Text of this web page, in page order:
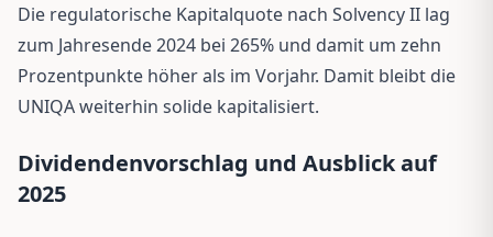
Die regulatorische Kapitalquote nach Solvency II lag
zum Jahresende 2024 bei 265% und damit um zehn
Prozentpunkte höher als im Vorjahr. Damit bleibt die
UNIQA weiterhin solide kapitalisiert.
Dividendenvorschlag und Ausblick auf
2025